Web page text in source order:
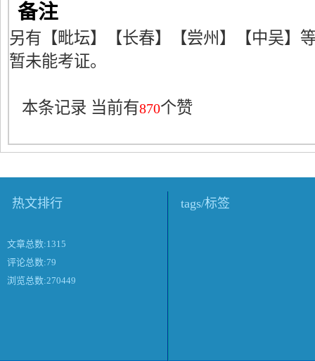
备注
另有【毗坛】【长春】【尝州】【中吴】
暂未能考证。
本条记录 当前有870个赞
热文排行
文章总数:1315
评论总数:79
浏览总数:270449
tags/标签